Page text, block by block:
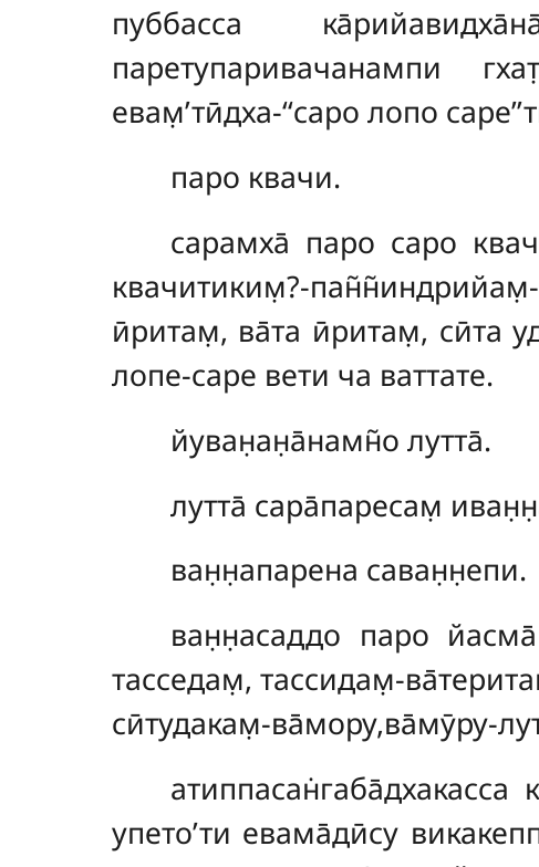
пуббасса
паретупаривачанампи
евам̣’тӣдха-‘‘саро лопо
паро квачи.
сарамха̄ паро саро
квачитиким̣?-
ӣритам̣, ва̄та ӣритам̣, сӣта
лопе-саре вети ча ваттате.
йуван̣ан̣а̄намн̃о лутта̄.
лутта̄ сара̄паресам̣
ван̣н̣апарена саван̣н̣епи.
ван̣н̣асаддо паро
тасседам̣, тассидам̣-
сӣтудакам̣-ва̄мору,ва̄мӯру-
упето’ти евама̄дӣсу